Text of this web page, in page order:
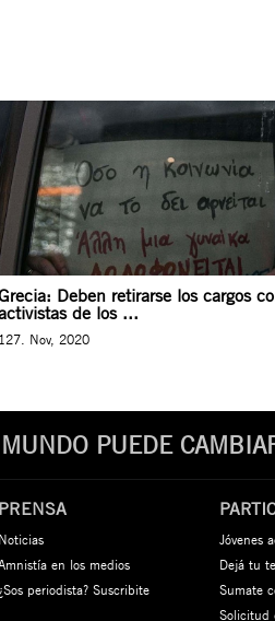
Deben retirarse los cargos
de los ...
127. Nov, 2020
PUEDE
PRENSA
Noticias
en los medios
¿Sos periodista? Suscribite
Jóvenes
Dejá tu
Sumate
Solicitud